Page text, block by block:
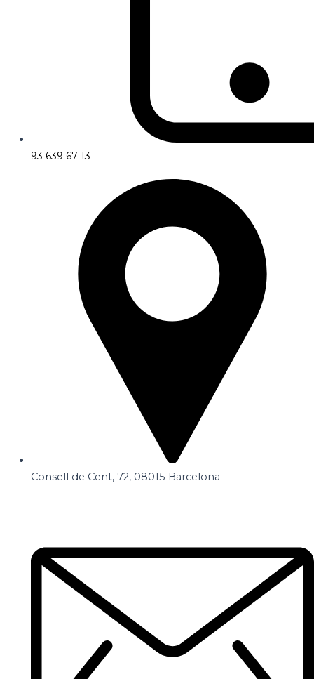
93 639 67 13
Consell de Cent, 72, 08015 Barcelona